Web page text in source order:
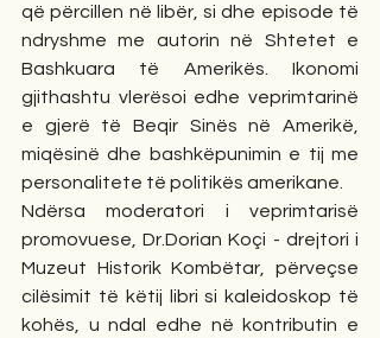
që përcillen në libër, si dhe episode të
ndryshme me autorin në Shtetet e
Bashkuara të Amerikës. Ikonomi
gjithashtu vlerësoi edhe veprimtarinë
e gjerë të Beqir Sinës në Amerikë,
miqësinë dhe bashkëpunimin e tij me
personalitete të politikës amerikane.
Ndërsa moderatori i veprimtarisë
promovuese, Dr.Dorian Koçi - drejtori i
Muzeut Historik Kombëtar, përveçse
cilësimit të këtij libri si kaleidoskop të
kohës, u ndal edhe në kontributin e